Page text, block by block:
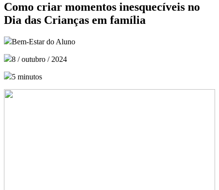
Como criar momentos inesquecíveis no
Dia das Crianças em família
Bem-Estar do Aluno
8 / outubro / 2024
5 minutos